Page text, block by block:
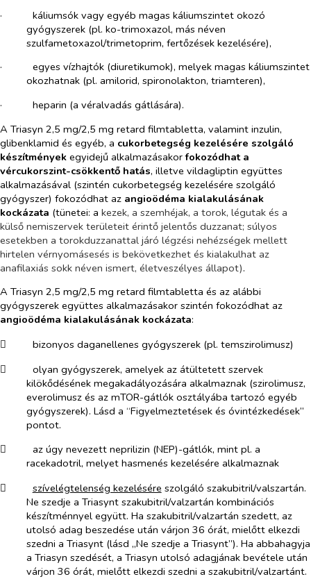
·​
káliumsók vagy egyéb magas káliumszintet okozó
gyógyszerek (pl. ko-trimoxazol, más néven
szulfametoxazol/trimetoprim, fertőzések kezelésére),
·​
egyes vízhajtók (diuretikumok), melyek magas káliumszintet
okozhatnak (pl. amilorid, spironolakton, triamteren),
·​
heparin (a véralvadás gátlására).
A Triasyn 2,5 mg/2,5 mg retard filmtabletta, valamint inzulin,
glibenklamid és egyéb, a cukorbetegség kezelésére szolgáló
készítmények egyidejű alkalmazásakorfokozódhat a
vércukorszint-csökkentő hatás, illetve vildagliptin együttes
alkalmazásával (szintén cukorbetegség kezelésére szolgáló
gyógyszer) fokozódhat az angioödéma kialakulásának
kockázata (tünetei: a kezek, a szemhéjak, a torok, légutak és a
külső nemiszervek területeit érintő jelentős duzzanat; súlyos
esetekben a torokduzzanattal járó légzési nehézségek mellett
hirtelen vérnyomásesés is bekövetkezhet és kialakulhat az
anafilaxiás sokk néven ismert, életveszélyes állapot).
A Triasyn 2,5 mg/2,5 mg retard filmtabletta és az alábbi
gyógyszerek együttes alkalmazásakor szintén fokozódhat az
angioödéma kialakulásának kockázata:
​
bizonyos daganellenes gyógyszerek (pl. temszirolimusz)
​
olyan gyógyszerek, amelyek az átültetett szervek
kilökődésének megakadályozására alkalmaznak (szirolimusz,
everolimusz és az mTOR-gátlók osztályába tartozó egyéb
gyógyszerek). Lásd a “Figyelmeztetések és óvintézkedések”
pontot.
​
az úgy nevezett neprilizin (NEP)-gátlók, mint pl. a
racekadotril, melyet hasmenés kezelésére alkalmaznak
​
szívelégtelenség kezelésére szolgáló szakubitril/valszartán.
Ne szedje a Triasynt szakubitril/valzartán kombinációs
készítménnyel együtt. Ha szakubitril/valzartán szedett, az
utolsó adag beszedése után várjon 36 órát, mielőtt elkezdi
szedni a Triasynt (lásd „Ne szedje a Triasynt”). Ha abbahagyja
a Triasyn szedését, a Triasyn utolsó adagjának bevétele után
várjon 36 órát, mielőtt elkezdi szedni a szakubitril/valzartánt.